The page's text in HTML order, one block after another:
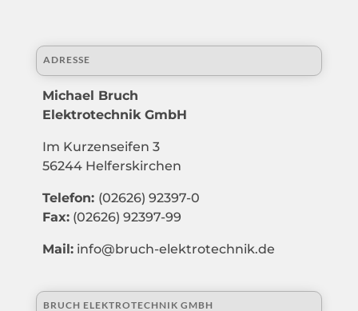
ADRESSE
Michael Bruch
Elektrotechnik GmbH
Im Kurzenseifen 3
56244 Helferskirchen
Telefon: (02626) 92397-0
Fax: (02626) 92397-99
Mail: info@bruch-elektrotechnik.de
BRUCH ELEKTROTECHNIK GMBH